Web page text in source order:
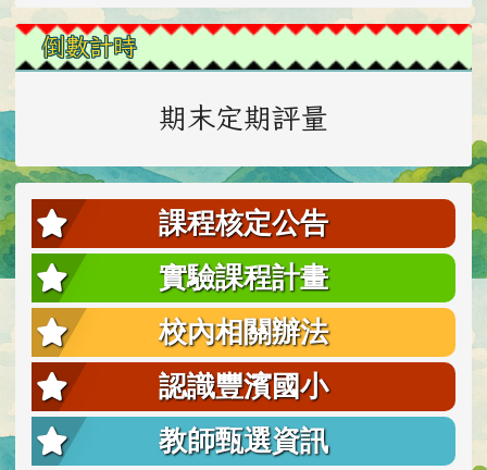
倒數計時
期末定期評量
課程核定公告
實驗課程計畫
校內相關辦法
認識豐濱國小
教師甄選資訊